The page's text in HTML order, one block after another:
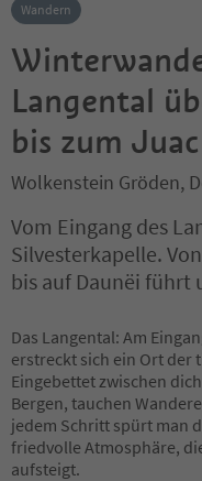
Wandern
Langental
bis zum Juac
Wolkenstein Gröden,
Vom Eingang des
Silvesterkapelle.
bis auf Daunëi führt
Das Langental: Am
erstreckt sich ein Ort der
Eingebettet zwischen
Bergen, tauchen
jedem Schritt spürt man
friedvolle Atmosphäre,
aufsteigt.